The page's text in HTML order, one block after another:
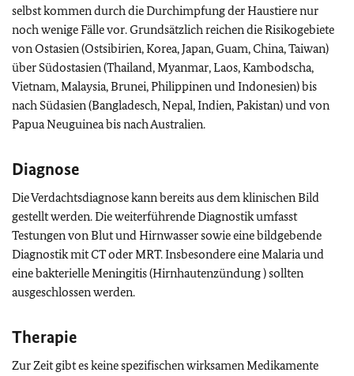
selbst kommen durch die Durchimpfung der Haustiere nur
noch wenige Fälle vor. Grundsätzlich reichen die Risikogebiete
von Ostasien (Ostsibirien, Korea, Japan, Guam, China, Taiwan)
über Südostasien (Thailand, Myanmar, Laos, Kambodscha,
Vietnam, Malaysia, Brunei, Philippinen und Indonesien) bis
nach Südasien (Bangladesch, Nepal, Indien, Pakistan) und von
Papua Neuguinea bis nach Australien.
Diagnose
Die Verdachtsdiagnose kann bereits aus dem klinischen Bild
gestellt werden. Die weiterführende Diagnostik umfasst
Testungen von Blut und Hirnwasser sowie eine bildgebende
Diagnostik mit CT oder MRT. Insbesondere eine Malaria und
eine bakterielle Meningitis (Hirnhautenzündung ) sollten
ausgeschlossen werden.
Therapie
Zur Zeit gibt es keine spezifischen wirksamen Medikamente